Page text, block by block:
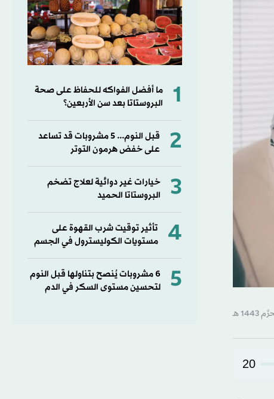
20
1
ما أفضل الفواكه للحفاظ على صحة
البروستاتا بعد سن الأربعين؟
2
قبل النوم... 5 مشروبات قد تساعد
على خفض هرمون التوتر
3
خيارات غير دوائية لعلاج تضخم
البروستاتا الحميد
4
تأثير توقيت شرب القهوة على
مستويات الكوليسترول في الجسم
5
6 مشروبات يُنصح بتناولها قبل النوم
لتحسين مستوى السكر في الدم